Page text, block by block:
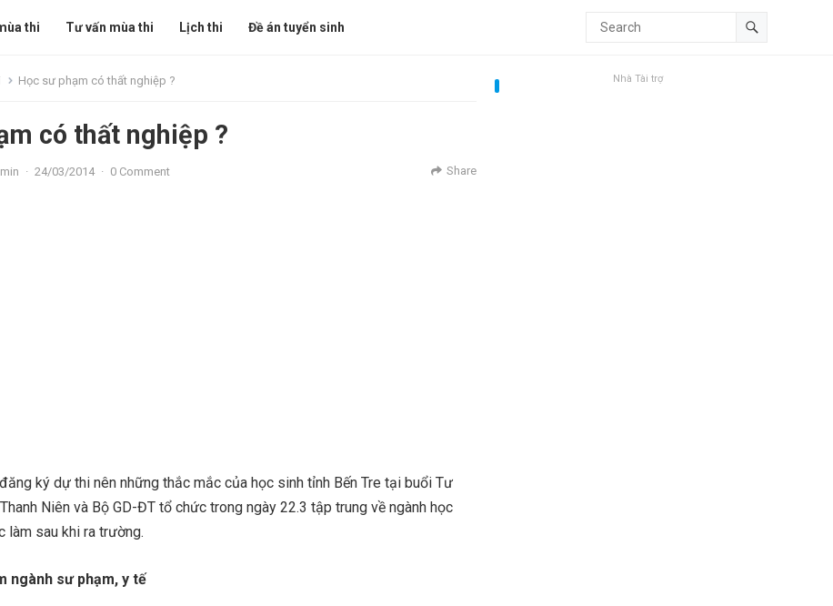
thi Tư vấn mùa thi Lịch thi Đề án tuyển sinh
Học sư phạm có thất nghiệp ?
có thất nghiệp ?
· 24/03/2014 · 0 Comment Share
ký dự thi nên những thắc mắc của học sinh tỉnh Bến Tre tại buổi Tư
Niên và Bộ GD-ĐT tổ chức trong ngày 22.3 tập trung về ngành học
làm sau khi ra trường.
ngành sư phạm, y tế
Nhà Tài trợ